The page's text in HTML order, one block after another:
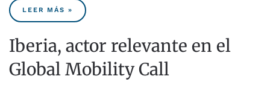
LEER MÁS »
Iberia, actor relevante en el
Global Mobility Call